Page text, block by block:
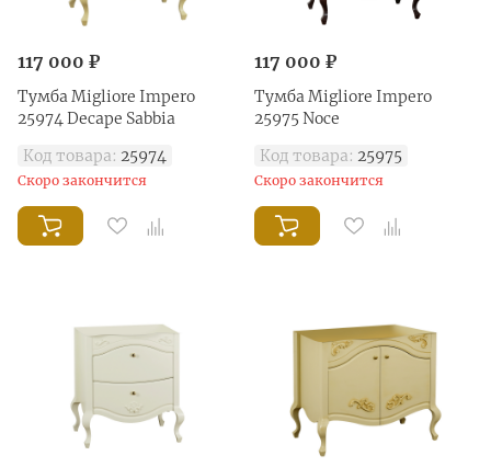
117 000 ₽
Тумба Migliore Impero
25974 Decape Sabbia
Код товара: 25974
Скоро закончится
117 000 ₽
Тумба Migliore Impero
25975 Noce
Код товара: 25975
Скоро закончится